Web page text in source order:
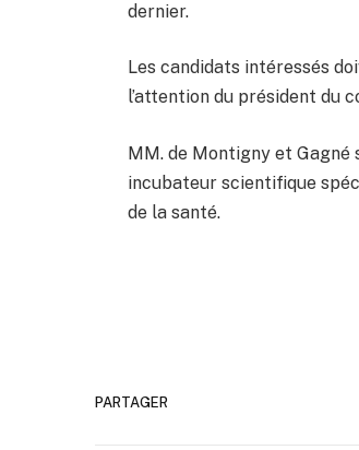
dernier.
Les candidats intéressés
l’attention du président du
MM. de Montigny et
incubateur scientifique
de la santé.
PARTAGER